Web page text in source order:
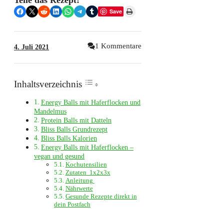
Share on Facebook
Share on X Share on RedditShare on LinkedIn
Share on WhatsApp
Share on Telegram
Share on TumblrSave Print this Page
4. Juli 2021 1 Kommentare
Inhaltsverzeichnis
Energy Balls mit Haferflocken und
Mandelmus
Protein Balls mit Datteln
Bliss Balls Grundrezept
Bliss Balls Kalorien
Energy Balls mit Haferflocken –
vegan und gesund
Kochutensilien
Zutaten 1x2x3x
Anleitung
Nährwerte
Gesunde Rezepte direkt in
dein Postfach